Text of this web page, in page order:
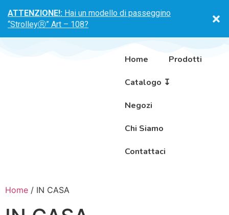
ATTENZIONE!: Hai un modello di passeggino
“StrolleyⓇ” Art – 108?
Home Prodotti
Catalogo ↧
Negozi
Chi Siamo
Contattaci
Home / IN CASA